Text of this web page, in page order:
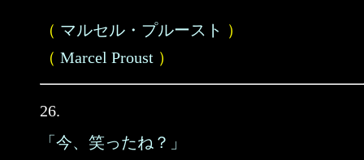
（ マルセル・プルースト ）
（ Marcel Proust ）
26.
「今、笑ったね？」